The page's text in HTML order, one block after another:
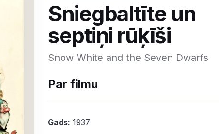
Sniegbaltīte un
septiņi rūķīši
Snow White and the Seven Dwarfs
Par filmu
Gads: 1937